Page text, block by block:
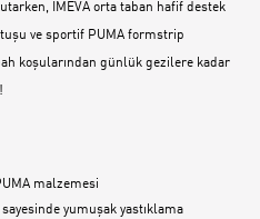
IMEVA orta taban hafif destek
ve sportif PUMA formstrip
koşularından günlük gezilere kadar
malzemesi
yumuşak yastıklama